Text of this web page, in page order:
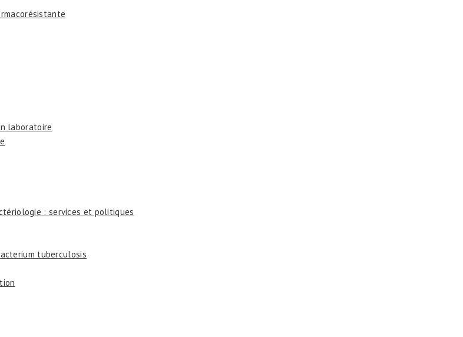
laboratoire
: services et politiques
tuberculosis